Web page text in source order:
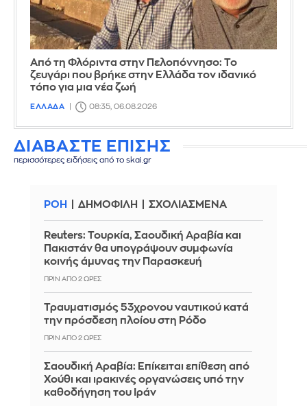
Από τη Φλόριντα στην Πελοπόννησο: Το
ζευγάρι που βρήκε στην Ελλάδα τον ιδανικό
τόπο για μια νέα ζωή
ΕΛΛΑΔΑ 08:35, 06.08.2026
ΔΙΑΒΑΣΤΕ ΕΠΙΣΗΣ
περισσότερες ειδήσεις από το skai.gr
ΡΟΗ ΔΗΜΟΦΙΛΗ ΣΧΟΛΙΑΣΜΕΝΑ
Reuters: Τουρκία, Σαουδική Αραβία και
Πακιστάν θα υπογράψουν συμφωνία
κοινής άμυνας την Παρασκευή
ΠΡΙΝ ΑΠΌ 2 ΏΡΕΣ
Τραυματισμός 53χρονου ναυτικού κατά
την πρόσδεση πλοίου στη Ρόδο
ΠΡΙΝ ΑΠΌ 2 ΏΡΕΣ
Σαουδική Αραβία: Επίκειται επίθεση από
Χούθι και ιρακινές οργανώσεις υπό την
καθοδήγηση του Ιράν